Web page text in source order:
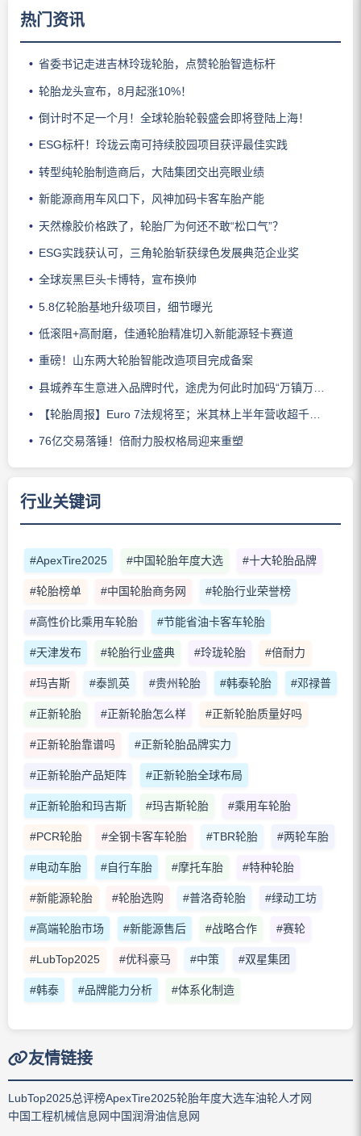
热门资讯
省委书记走进吉林玲珑轮胎，点赞轮胎智造标杆
轮胎龙头宣布，8月起涨10%！
倒计时不足一个月！全球轮胎轮毂盛会即将登陆上海！
ESG标杆！玲珑云南可持续胶园项目获评最佳实践
转型纯轮胎制造商后，大陆集团交出亮眼业绩
新能源商用车风口下，风神加码卡客车胎产能
天然橡胶价格跌了，轮胎厂为何还不敢“松口气”？
ESG实践获认可，三角轮胎斩获绿色发展典范企业奖
全球炭黑巨头卡博特，宣布换帅
5.8亿轮胎基地升级项目，细节曝光
低滚阻+高耐磨，佳通轮胎精准切入新能源轻卡赛道
重磅！山东两大轮胎智能改造项目完成备案
县城养车生意进入品牌时代，途虎为何此时加码“万镇万店”？
【轮胎周报】Euro 7法规将至；米其林上半年营收超千亿；倍耐力上半年盈利稳增；龙星炭黑斩获欧洲近万吨订单
76亿交易落锤！倍耐力股权格局迎来重塑
行业关键词
#ApexTire2025 #中国轮胎年度大选 #十大轮胎品牌
#轮胎榜单 #中国轮胎商务网 #轮胎行业荣誉榜
#高性价比乘用车轮胎 #节能省油卡客车轮胎
#天津发布 #轮胎行业盛典 #玲珑轮胎 #倍耐力
#玛吉斯 #泰凯英 #贵州轮胎 #韩泰轮胎 #邓禄普
#正新轮胎 #正新轮胎怎么样 #正新轮胎质量好吗
#正新轮胎靠谱吗 #正新轮胎品牌实力
#正新轮胎产品矩阵 #正新轮胎全球布局
#正新轮胎和玛吉斯 #玛吉斯轮胎 #乘用车轮胎
#PCR轮胎 #全钢卡客车轮胎 #TBR轮胎 #两轮车胎
#电动车胎 #自行车胎 #摩托车胎 #特种轮胎
#新能源轮胎 #轮胎选购 #普洛奇轮胎 #绿动工坊
#高端轮胎市场 #新能源售后 #战略合作 #赛轮
#LubTop2025 #优科豪马 #中策 #双星集团
#韩泰 #品牌能力分析 #体系化制造
友情链接
LubTop2025总评榜ApexTire2025轮胎年度大选车油轮人才网
中国工程机械信息网中国润滑油信息网